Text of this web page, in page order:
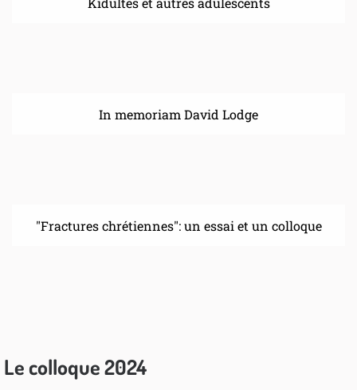
In memoriam David Lodge
"Fractures chrétiennes": un essai et un colloque
Le colloque 2024